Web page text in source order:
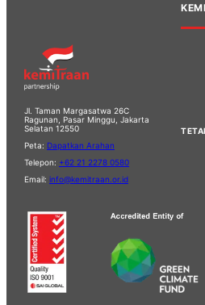
Jl. Taman Margasatwa 26C
Ragunan, Pasar Minggu, Jakarta
Selatan 12550
Peta: Dapatkan Arahan
Telepon: +62 21 2278 0580
Email: info@kemitraan.or.id